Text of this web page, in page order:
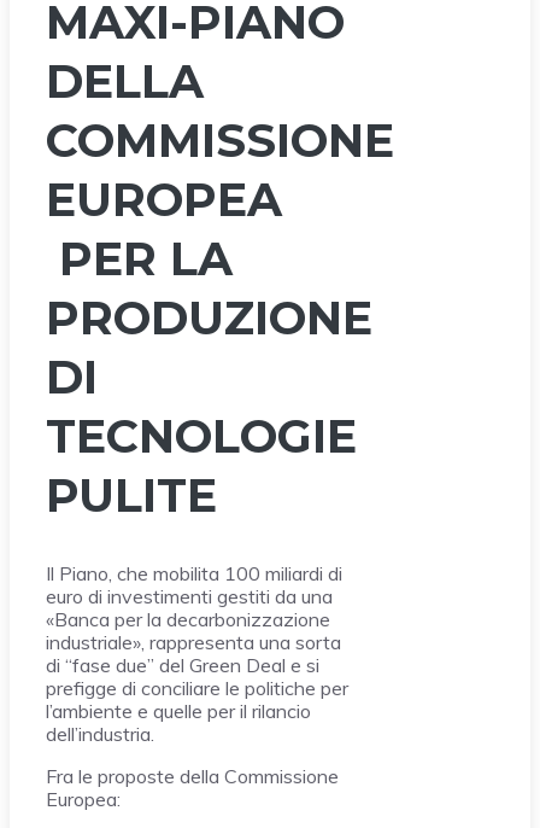
MAXI-PIANO
DELLA
COMMISSIONE
EUROPEA
PER LA
PRODUZIONE
DI
TECNOLOGIE
PULITE
Il Piano, che mobilita 100 miliardi di
euro di investimenti gestiti da una
«Banca per la decarbonizzazione
industriale», rappresenta una sorta
di “fase due” del Green Deal e si
prefigge di conciliare le politiche per
l’ambiente e quelle per il rilancio
dell’industria.
Fra le proposte della Commissione
Europea: